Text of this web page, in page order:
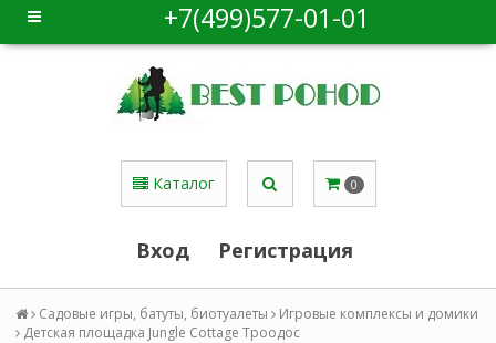
+7(499)577-01-01
Каталог 0
Вход Регистрация
Садовые игры, батуты, биотуалеты
Игровые комплексы и домики
Детская площадка Jungle Cottage Троодос